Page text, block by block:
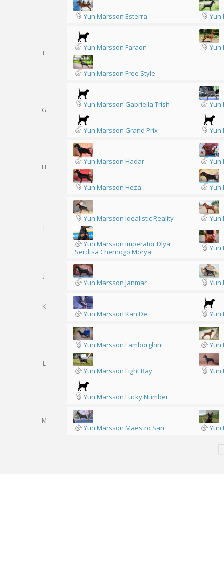
Yun Marsson Esterra Yun
F
Yun Marsson Faraon Yun
Yun Marsson Free Style
G
Yun Marsson Gabriella Trish Yun
Yun Marsson Grand Prix Yun
H
Yun Marsson Hadar Yun
Yun Marsson Heza Yun
I
Yun Marsson Idealistic Reality Yun
Yun Marsson Imperator Dlya
Serdtsa Chernogo Morya
Yun
J
Yun Marsson Janmar Yun
K
Yun Marsson Kan De Yun
L
Yun Marsson Lamborghini Yun
Yun Marsson Light Ray Yun
Yun Marsson Lucky Number
M
Yun Marsson Maestro San Yun